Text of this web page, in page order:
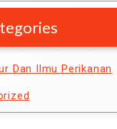
Dan Ilmu Perikanan